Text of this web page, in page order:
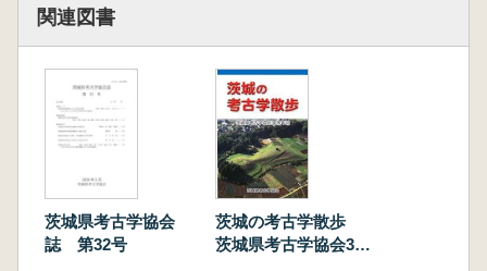
関連図書
茨城県考古学協会
誌 第32号
茨城の考古学散歩
茨城県考古学協会30